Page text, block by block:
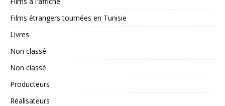
Films étrangers tournées en Tunisie
Livres
Non classé
Non classé
Producteurs
Réalisateurs